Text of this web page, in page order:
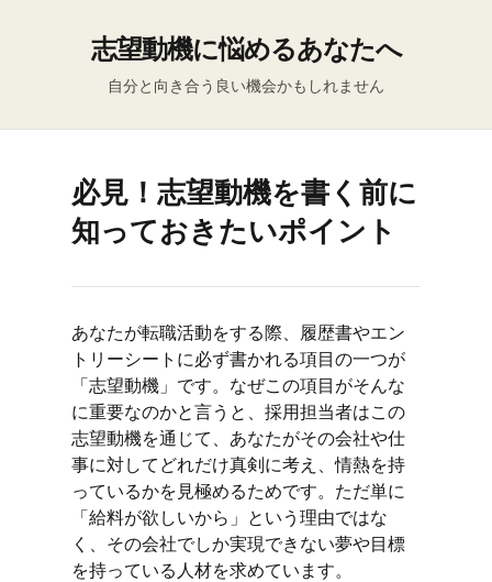
志望動機に悩めるあなたへ
自分と向き合う良い機会かもしれません
必見！志望動機を書く前に
知っておきたいポイント
あなたが転職活動をする際、履歴書やエン
トリーシートに必ず書かれる項目の一つが
「志望動機」です。なぜこの項目がそんな
に重要なのかと言うと、採用担当者はこの
志望動機を通じて、あなたがその会社や仕
事に対してどれだけ真剣に考え、情熱を持
っているかを見極めるためです。ただ単に
「給料が欲しいから」という理由ではな
く、その会社でしか実現できない夢や目標
を持っている人材を求めています。